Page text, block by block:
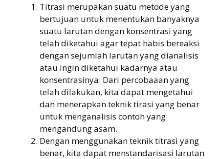
Titrasi merupakan suatu metode yang
bertujuan untuk menentukan banyaknya
suatu larutan dengan konsentrasi yang
telah diketahui agar tepat habis bereaksi
dengan sejumlah larutan yang dianalisis
atau ingin diketahui kadarnya atau
konsentrasinya. Dari percobaaan yang
telah dilakukan, kita dapat mengetahui
dan menerapkan teknik tirasi yang benar
untuk menganalisis contoh yang
mengandung asam.
Dengan menggunakan teknik titrasi yang
benar, kita dapat menstandarisasi larutan